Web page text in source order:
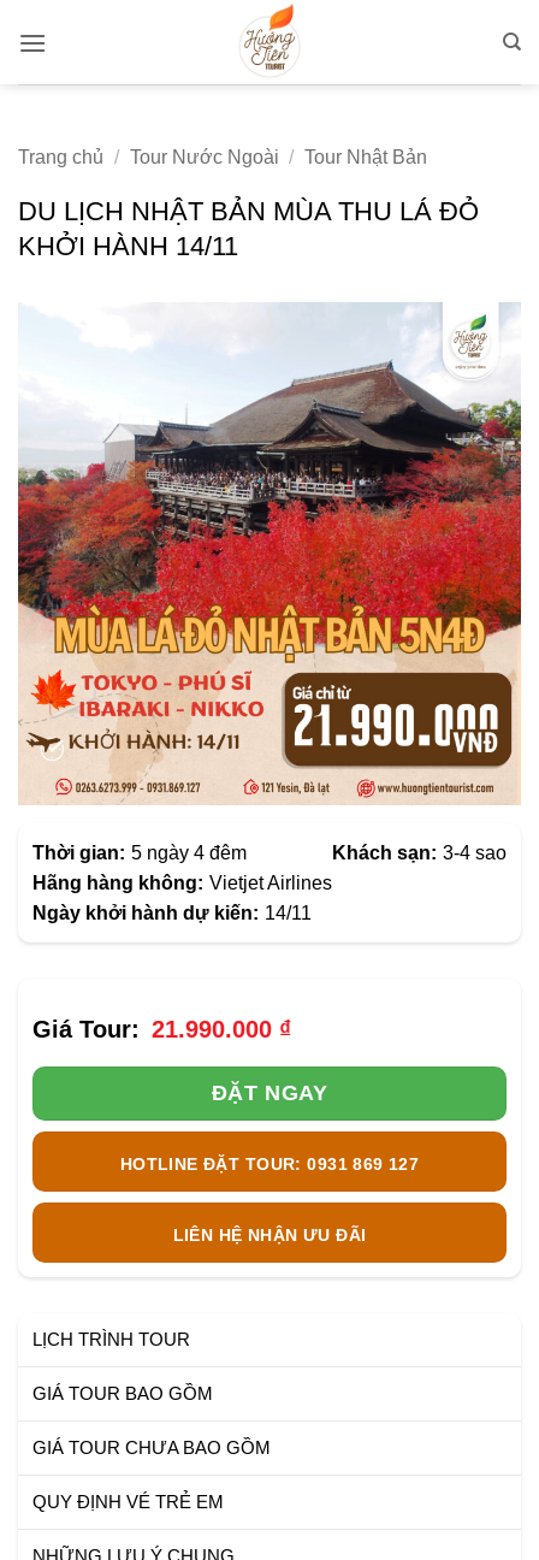
qua
Trang chủ / Tour Nước Ngoài / Tour Nhật Bản
DU LỊCH NHẬT BẢN MÙA THU LÁ ĐỎ
KHỞI HÀNH 14/11
Thời gian: 5 ngày 4 đêm Khách sạn: 3-4 sao
Hãng hàng không: Vietjet Airlines
Ngày khởi hành dự kiến: 14/11
21.990.000 ₫
ĐẶT NGAY
HOTLINE ĐẶT TOUR: 0931 869 127
LIÊN HỆ NHẬN ƯU ĐÃI
LỊCH TRÌNH TOUR
GIÁ TOUR BAO GỒM
GIÁ TOUR CHƯA BAO GỒM
QUY ĐỊNH VÉ TRẺ EM